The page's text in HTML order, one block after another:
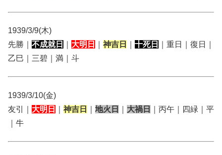
1939/3/9(木)
先勝｜ 不成就日 大明日 神吉日 十死日
｜重日｜復日｜
乙巳｜三碧｜満｜斗
1939/3/10(金)
友引｜ 大明日 神吉日 地火日 大禍日
｜丙午｜四緑｜平
｜牛